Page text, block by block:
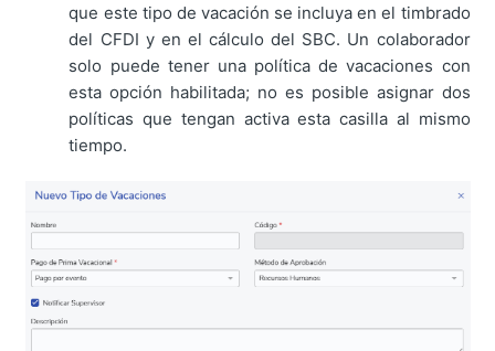
que este tipo de vacación se incluya en el timbrado
del CFDI y en el cálculo del SBC. Un colaborador
solo puede tener una política de vacaciones con
esta opción habilitada; no es posible asignar dos
políticas que tengan activa esta casilla al mismo
tiempo.